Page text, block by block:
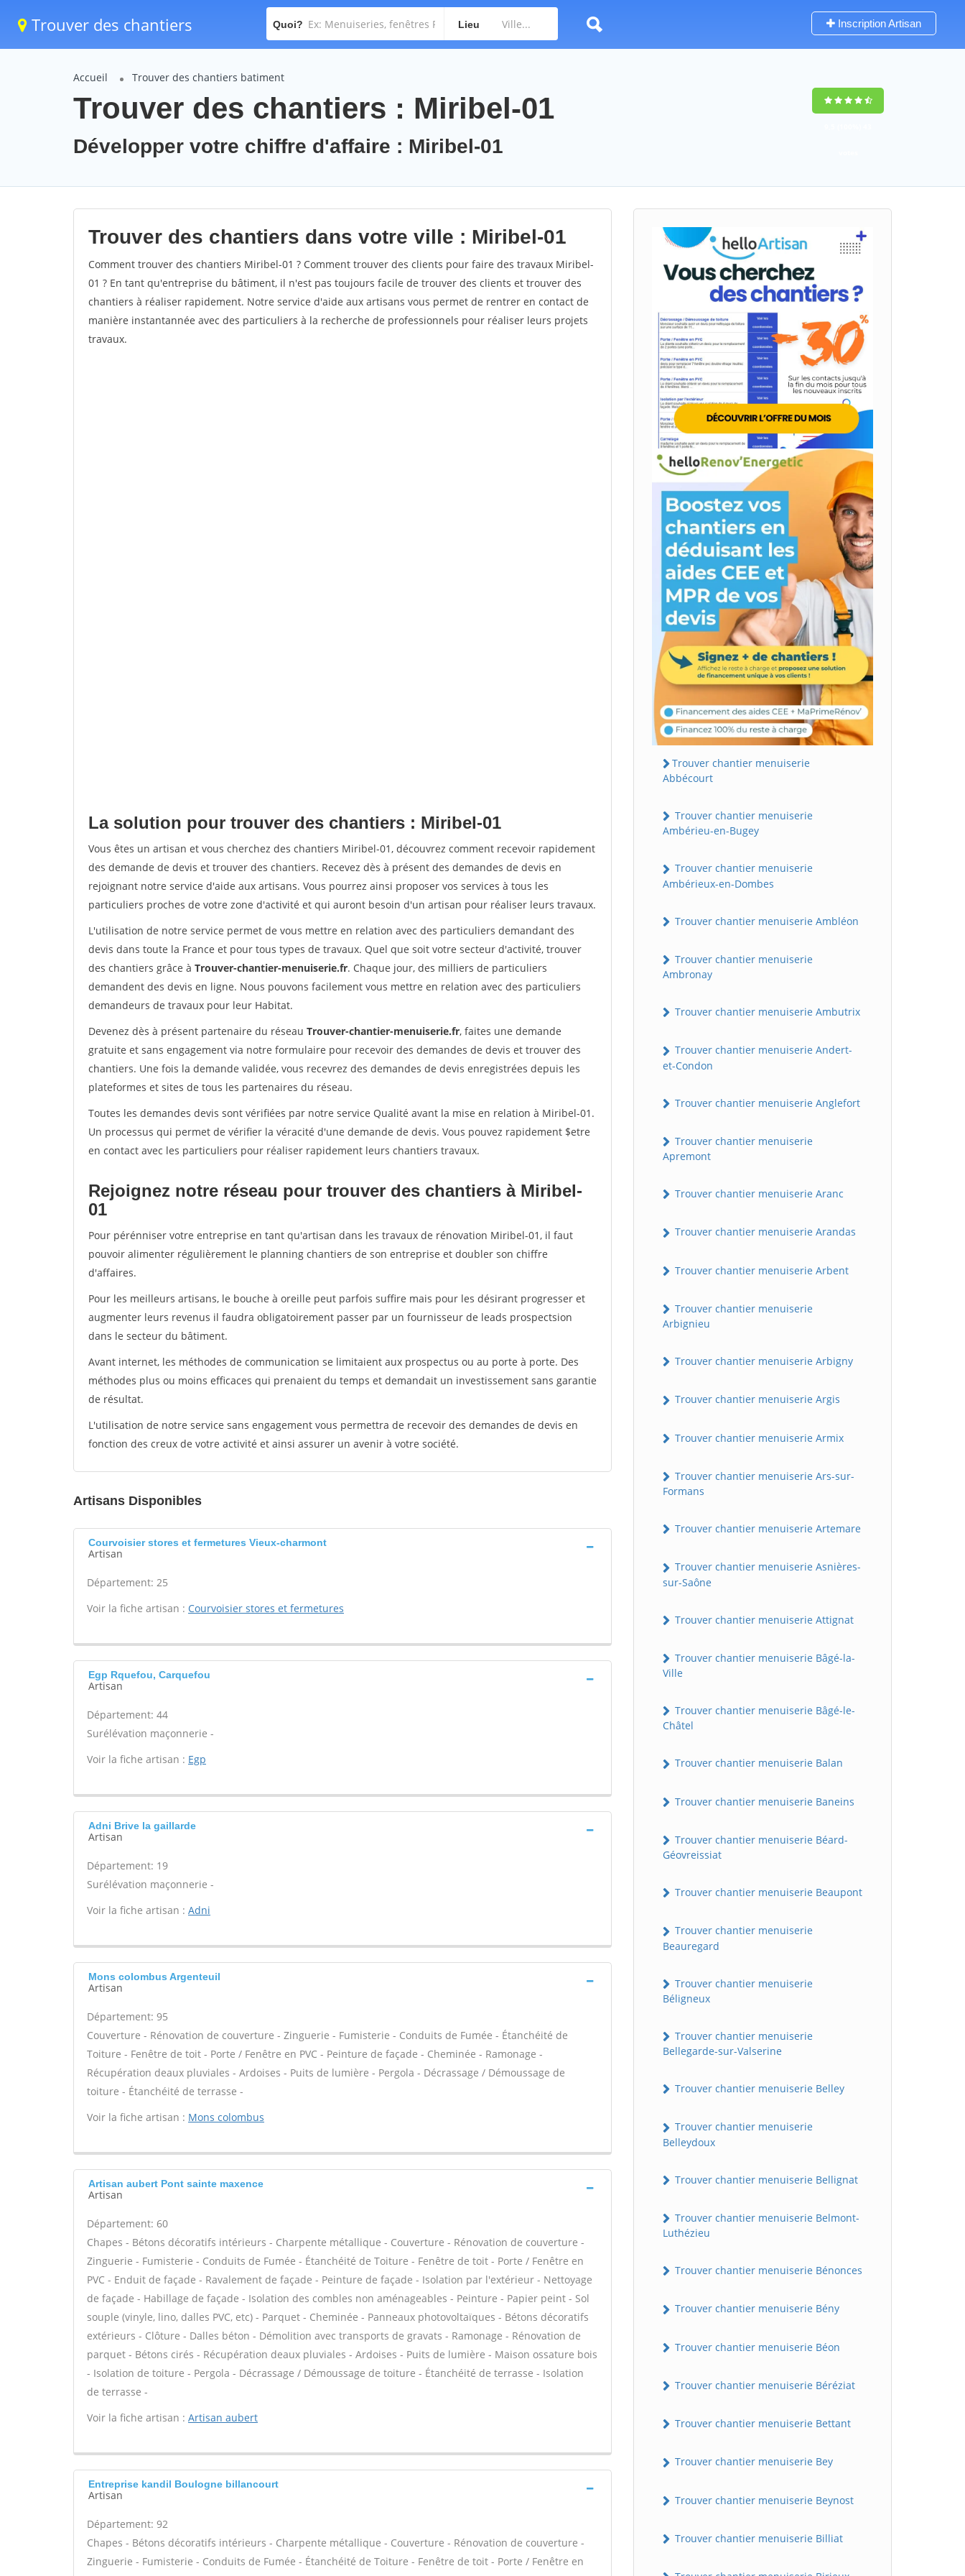
Trouver des chantiers Quoi? Lieu Inscription Artisan
Accueil Trouver des chantiers batiment
Trouver des chantiers : Miribel-01
Développer votre chiffre d'affaire : Miribel-01
Trouver des chantiers dans votre ville : Miribel-01
Comment trouver des chantiers Miribel-01 ? Comment trouver des clients pour faire des travaux Miribel-
01 ? En tant qu'entreprise du bâtiment, il n'est pas toujours facile de trouver des clients et trouver des
chantiers à réaliser rapidement. Notre service d'aide aux artisans vous permet de rentrer en contact de
manière instantannée avec des particuliers à la recherche de professionnels pour réaliser leurs projets
travaux.
La solution pour trouver des chantiers : Miribel-01
Vous êtes un artisan et vous cherchez des chantiers Miribel-01, découvrez comment recevoir rapidement
des demande de devis et trouver des chantiers. Recevez dès à présent des demandes de devis en
rejoignant notre service d'aide aux artisans. Vous pourrez ainsi proposer vos services à tous les
particuliers proches de votre zone d'activité et qui auront besoin d'un artisan pour réaliser leurs travaux.
L'utilisation de notre service permet de vous mettre en relation avec des particuliers demandant des
devis dans toute la France et pour tous types de travaux. Quel que soit votre secteur d'activité, trouver
des chantiers grâce à Trouver-chantier-menuiserie.fr. Chaque jour, des milliers de particuliers
demandent des devis en ligne. Nous pouvons facilement vous mettre en relation avec des particuliers
demandeurs de travaux pour leur Habitat.
Devenez dès à présent partenaire du réseau Trouver-chantier-menuiserie.fr, faites une demande
gratuite et sans engagement via notre formulaire pour recevoir des demandes de devis et trouver des
chantiers. Une fois la demande validée, vous recevrez des demandes de devis enregistrées depuis les
plateformes et sites de tous les partenaires du réseau.
Toutes les demandes devis sont vérifiées par notre service Qualité avant la mise en relation à Miribel-01.
Un processus qui permet de vérifier la véracité d'une demande de devis. Vous pouvez rapidement $etre
en contact avec les particuliers pour réaliser rapidement leurs chantiers travaux.
Rejoignez notre réseau pour trouver des chantiers à Miribel-
01
Pour pérénniser votre entreprise en tant qu'artisan dans les travaux de rénovation Miribel-01, il faut
pouvoir alimenter régulièrement le planning chantiers de son entreprise et doubler son chiffre
d'affaires.
Pour les meilleurs artisans, le bouche à oreille peut parfois suffire mais pour les désirant progresser et
augmenter leurs revenus il faudra obligatoirement passer par un fournisseur de leads prospectsion
dans le secteur du bâtiment.
Avant internet, les méthodes de communication se limitaient aux prospectus ou au porte à porte. Des
méthodes plus ou moins efficaces qui prenaient du temps et demandait un investissement sans garantie
de résultat.
L'utilisation de notre service sans engagement vous permettra de recevoir des demandes de devis en
fonction des creux de votre activité et ainsi assurer un avenir à votre société.
Artisans Disponibles
Courvoisier stores et fermetures Vieux-charmont
Artisan
Département: 25
Voir la fiche artisan : Courvoisier stores et fermetures
Egp Rquefou, Carquefou
Artisan
Département: 44
Surélévation maçonnerie -
Voir la fiche artisan : Egp
Adni Brive la gaillarde
Artisan
Département: 19
Surélévation maçonnerie -
Voir la fiche artisan : Adni
Mons colombus Argenteuil
Artisan
Département: 95
Couverture - Rénovation de couverture - Zinguerie - Fumisterie - Conduits de Fumée - Étanchéité de
Toiture - Fenêtre de toit - Porte / Fenêtre en PVC - Peinture de façade - Cheminée - Ramonage -
Récupération deaux pluviales - Ardoises - Puits de lumière - Pergola - Décrassage / Démoussage de
toiture - Étanchéité de terrasse -
Voir la fiche artisan : Mons colombus
Artisan aubert Pont sainte maxence
Artisan
Département: 60
Chapes - Bétons décoratifs intérieurs - Charpente métallique - Couverture - Rénovation de couverture -
Zinguerie - Fumisterie - Conduits de Fumée - Étanchéité de Toiture - Fenêtre de toit - Porte / Fenêtre en
PVC - Enduit de façade - Ravalement de façade - Peinture de façade - Isolation par l'extérieur - Nettoyage
de façade - Habillage de façade - Isolation des combles non aménageables - Peinture - Papier peint - Sol
souple (vinyle, lino, dalles PVC, etc) - Parquet - Cheminée - Panneaux photovoltaïques - Bétons décoratifs
extérieurs - Clôture - Dalles béton - Démolition avec transports de gravats - Ramonage - Rénovation de
parquet - Bétons cirés - Récupération deaux pluviales - Ardoises - Puits de lumière - Maison ossature bois
- Isolation de toiture - Pergola - Décrassage / Démoussage de toiture - Étanchéité de terrasse - Isolation
de terrasse -
Voir la fiche artisan : Artisan aubert
Entreprise kandil Boulogne billancourt
Artisan
Département: 92
Chapes - Bétons décoratifs intérieurs - Charpente métallique - Couverture - Rénovation de couverture -
Zinguerie - Fumisterie - Conduits de Fumée - Étanchéité de Toiture - Fenêtre de toit - Porte / Fenêtre en
Trouver chantier menuiserie
Abbécourt
Trouver chantier menuiserie
Ambérieu-en-Bugey
Trouver chantier menuiserie
Ambérieux-en-Dombes
Trouver chantier menuiserie Ambléon
Trouver chantier menuiserie
Ambronay
Trouver chantier menuiserie Ambutrix
Trouver chantier menuiserie Andert-
et-Condon
Trouver chantier menuiserie Anglefort
Trouver chantier menuiserie
Apremont
Trouver chantier menuiserie Aranc
Trouver chantier menuiserie Arandas
Trouver chantier menuiserie Arbent
Trouver chantier menuiserie
Arbignieu
Trouver chantier menuiserie Arbigny
Trouver chantier menuiserie Argis
Trouver chantier menuiserie Armix
Trouver chantier menuiserie Ars-sur-
Formans
Trouver chantier menuiserie Artemare
Trouver chantier menuiserie Asnières-
sur-Saône
Trouver chantier menuiserie Attignat
Trouver chantier menuiserie Bâgé-la-
Ville
Trouver chantier menuiserie Bâgé-le-
Châtel
Trouver chantier menuiserie Balan
Trouver chantier menuiserie Baneins
Trouver chantier menuiserie Béard-
Géovreissiat
Trouver chantier menuiserie Beaupont
Trouver chantier menuiserie
Beauregard
Trouver chantier menuiserie
Béligneux
Trouver chantier menuiserie
Bellegarde-sur-Valserine
Trouver chantier menuiserie Belley
Trouver chantier menuiserie
Belleydoux
Trouver chantier menuiserie Bellignat
Trouver chantier menuiserie Belmont-
Luthézieu
Trouver chantier menuiserie Bénonces
Trouver chantier menuiserie Bény
Trouver chantier menuiserie Béon
Trouver chantier menuiserie Béréziat
Trouver chantier menuiserie Bettant
Trouver chantier menuiserie Bey
Trouver chantier menuiserie Beynost
Trouver chantier menuiserie Billiat